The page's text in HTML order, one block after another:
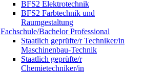
BFS2 Elektrotechnik
BFS2 Farbtechnik und
Raumgestaltung
Fachschule/Bachelor Professional
Staatlich geprüfte/r Techniker/in
Maschinenbau-Technik
Staatlich geprüfte/r
Chemietechniker/in